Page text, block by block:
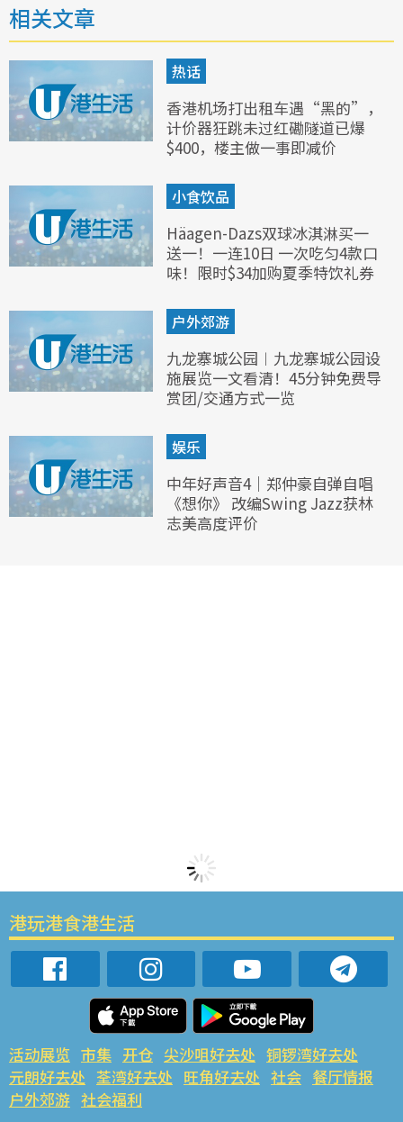
相关文章
热话
香港机场打出租车遇“黑的”，
计价器狂跳未过红磡隧道已爆
$400，楼主做一事即减价
小食饮品
Häagen-Dazs双球冰淇淋买一
送一！一连10日 一次吃匀4款口
味！限时$34加购夏季特饮礼券
户外郊游
九龙寨城公园︱九龙寨城公园设
施展览一文看清！45分钟免费导
赏团/交通方式一览
娱乐
中年好声音4｜郑仲豪自弹自唱
《想你》 改编Swing Jazz获林
志美高度评价
港玩港食港生活
活动展览 市集 开仓 尖沙咀好去处 铜锣湾好去处
元朗好去处 荃湾好去处 旺角好去处 社会 餐厅情报
户外郊游 社会福利